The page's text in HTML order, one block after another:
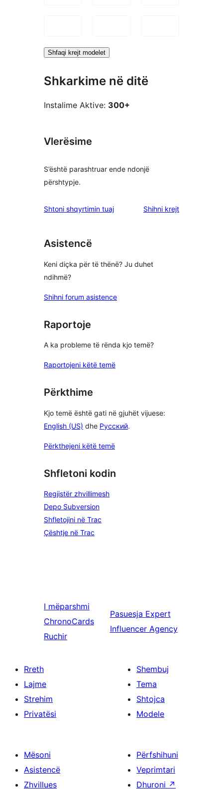
Shfaqi krejt modelet
Shkarkime në ditë
Instalime Aktive: 300+
Vlerësime
S’është parashtruar ende ndonjë
përshtypje.
Shtoni shqyrtimin tuaj Shihni krejtshqyrtimet
Asistencë
Keni diçka për të thënë? Ju duhet
ndihmë?
Shihni forum asistence
Raportoje
A ka probleme të rënda kjo temë?
Raportojeni këtë temë
Përkthime
Kjo temë është gati në gjuhët vijuese:
English (US) dhe Русский.
Përkthejeni këtë temë
Shfletoni kodin
Regjistër zhvillimesh
Depo Subversion
Shfletojini në Trac
Çështje në Trac
I mëparshmi
ChronoCards
Ruchir
Pasuesja Expert
Influencer Agency
Rreth
Lajme
Strehim
Privatësi
Shembuj
Tema
Shtojca
Modele
Mësoni
Asistencë
Zhvillues
Përfshihuni
Veprimtari
Dhuroni ↗